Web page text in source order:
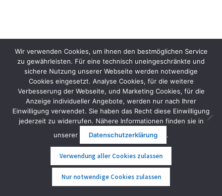
Scubajet Camera Rail Mount
45,00€ inkl. MwSt.
In den Warenkorb
Wir verwenden Cookies, um ihnen den bestmöglichen Service
zu gewährleisten. Für eine technisch uneingeschränkte und
sichere Nutzung unserer Webseite werden notwendige
Cookies eingesetzt. Analyse Cookies, für die weitere
Verbesserung der Webseite, und Marketing Cookies, für die
Anzeige individueller Angebote, werden nur nach Ihrer
Einwilligung verwendet. Sie haben das Recht diese Einwilligung
jederzeit zu widerrufen. Nähere Informationen finden sie in
unserer
Datenschutzerklärung .
Verwendung aller Cookies zulassen
Nur notwendige Cookies zulassen